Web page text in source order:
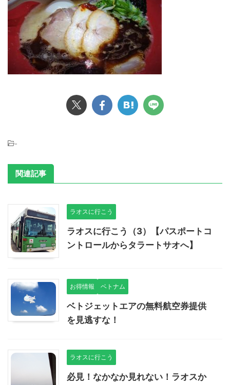
-
関連記事
ラオスに行こう
ラオスに行こう（3）【パスポートコ
ントロールからタラートサオへ】
お得情報 ベトナム
ベトジェットエアの無料航空券提供
を見逃すな！
ラオスに行こう
必見！なかなか見れない！ラオスか